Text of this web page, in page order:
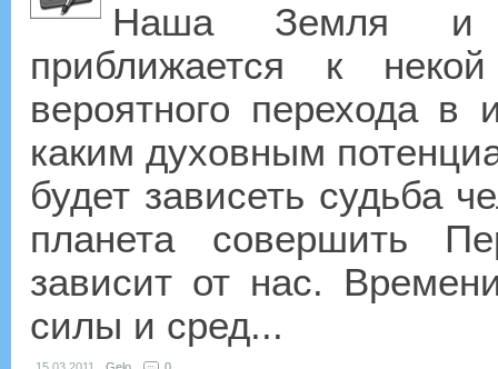
Наша Земля и
приближается к
вероятного перехода
каким духовным
будет зависеть судьба
планета совершить
зависит от нас.
силы и сред...